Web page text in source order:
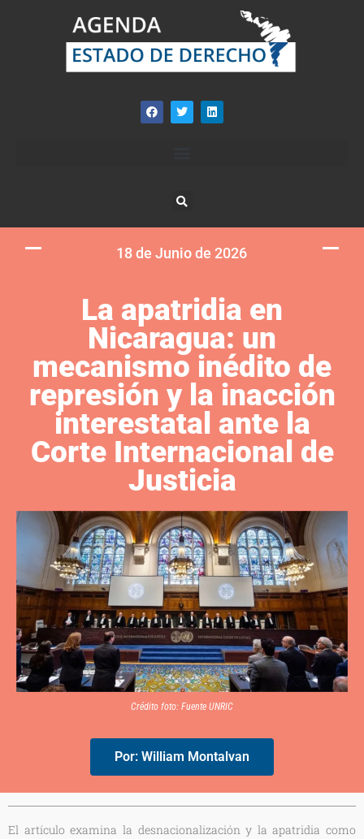
18 de Junio de 2026
La apatridia en
Nicaragua: un
mecanismo inédito de
represión y la inacción
interestatal ante la
Corte Internacional de
Justicia
Crédito foto: Fuente UNRIC
Por: William Montalvan
El artículo examina la desnacionalización y la apatridia como